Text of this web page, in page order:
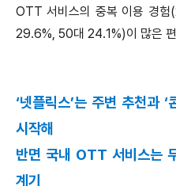
OTT 서비스의 중복 이용 경
29.6%, 50대 24.1%)이 많은
‘넷플릭스’는 주변 추천과
시작해
반면 국내 OTT 서비스는
계기